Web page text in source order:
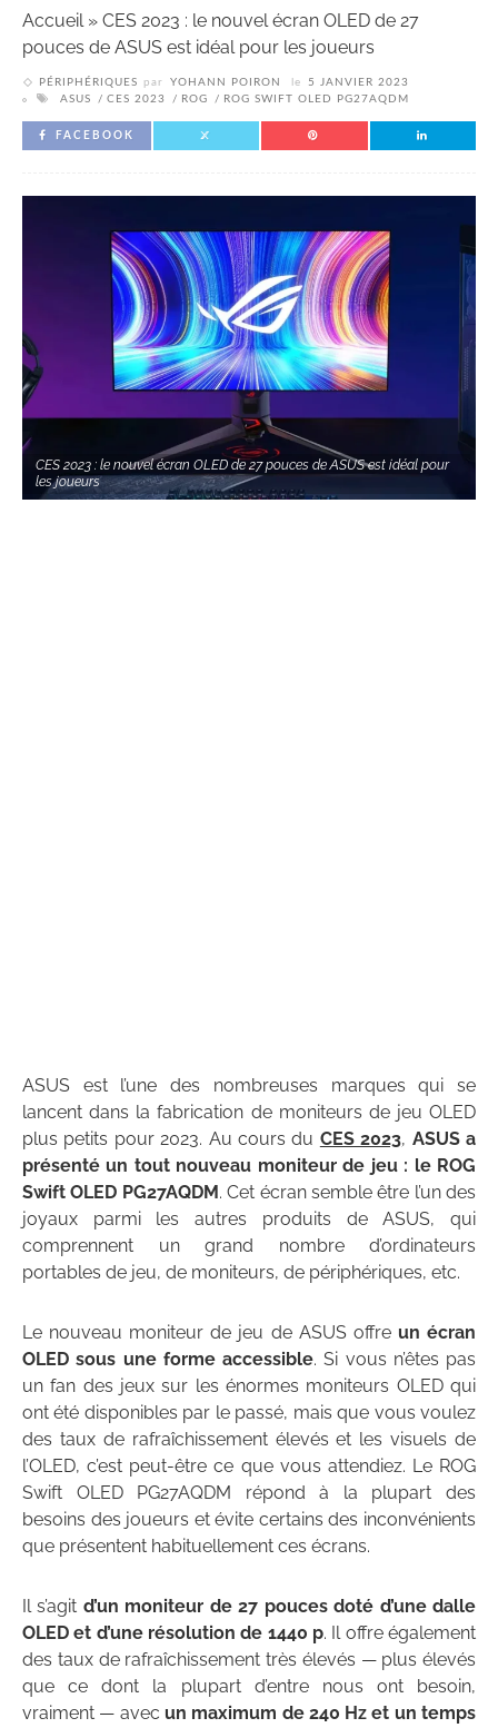
Accueil» CES 2023 : le nouvel écran OLED de 27
pouces de ASUS est idéal pour les joueurs
PÉRIPHÉRIQUES par YOHANN POIRON le
5 JANVIER 2023
ASUS
CES 2023 ROG ROG SWIFT OLED PG27AQDM
FACEBOOK
CES 2023 : le nouvel écran OLED de 27 pouces de ASUS est idéal pour
les joueurs
ASUS est l’une des nombreuses marques qui se
lancent dans la fabrication de moniteurs de jeu OLED
plus petits pour 2023. Au cours du CES 2023, ASUS a
présenté un tout nouveau moniteur de jeu : le ROG
Swift OLED PG27AQDM. Cet écran semble être l’un des
joyaux parmi les autres produits de ASUS, qui
comprennent un grand nombre d’ordinateurs
portables de jeu, de moniteurs, de périphériques, etc.
Le nouveau moniteur de jeu de ASUS offre un écran
OLED sous une forme accessible. Si vous n’êtes pas
un fan des jeux sur les énormes moniteurs OLED qui
ont été disponibles par le passé, mais que vous voulez
des taux de rafraîchissement élevés et les visuels de
l’OLED, c’est peut-être ce que vous attendiez. Le ROG
Swift OLED PG27AQDM répond à la plupart des
besoins des joueurs et évite certains des inconvénients
que présentent habituellement ces écrans.
Il s’agit d’un moniteur de 27 pouces doté d’une dalle
OLED et d’une résolution de 1440 p. Il offre également
des taux de rafraîchissement très élevés — plus élevés
que ce dont la plupart d’entre nous ont besoin,
vraiment — avec un maximum de 240 Hz et un temps